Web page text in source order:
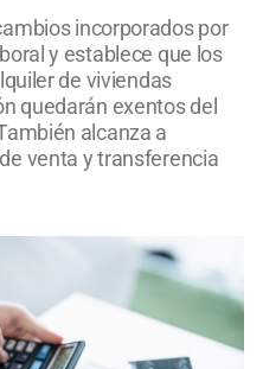
incorporados por
y establece que los
de viviendas
quedarán exentos del
alcanza a
venta y transferencia